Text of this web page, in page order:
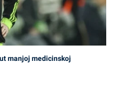
manjoj medicinskoj